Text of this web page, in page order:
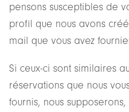
pensons susceptibles de
profil que nous avons
mail que vous avez
Si ceux-ci sont similaires
réservations que nous
fournis, nous